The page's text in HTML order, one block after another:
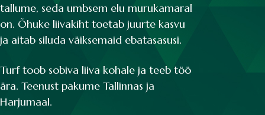
tallume, seda umbsem elu murukamaral
on. Õhuke liivakiht toetab juurte kasvu
ja aitab siluda väiksemaid ebatasasusi.
Turf toob sobiva liiva kohale ja teeb töö
ära. Teenust pakume Tallinnas ja
Harjumaal.